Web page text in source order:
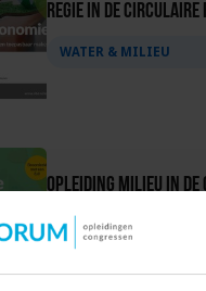
Regie in de Circulaire
WATER & MILIEU
Opleiding Milieu in de
WATER & MILIEU